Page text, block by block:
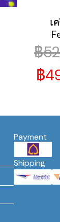
เ
฿
฿
Payment
Shipping